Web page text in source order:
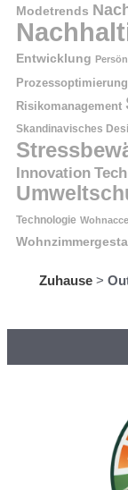
Modetrends
Entwicklung
Prozessoptimierung
Risikomanagement
Skandinavisches
Innovation
Technologie
Zuhause >